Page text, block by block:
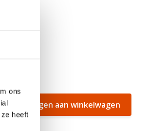
ons
heeft
Toevoegen aan winkelwagen